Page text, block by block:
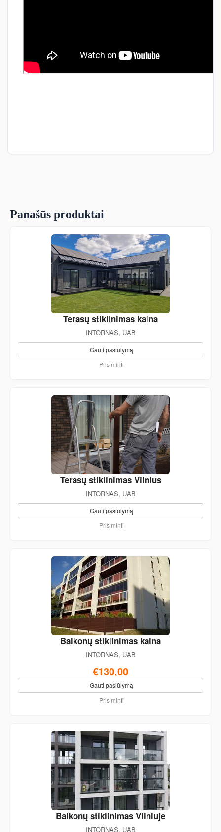
Panašūs produktai
Terasų stiklinimas kaina
INTORNAS, UAB
Gauti pasiūlymą
Prisiminti
Terasų stiklinimas Vilnius
INTORNAS, UAB
Gauti pasiūlymą
Prisiminti
Balkonų stiklinimas kaina
INTORNAS, UAB
€130,00
Gauti pasiūlymą
Prisiminti
Balkonų stiklinimas Vilniuje
INTORNAS, UAB